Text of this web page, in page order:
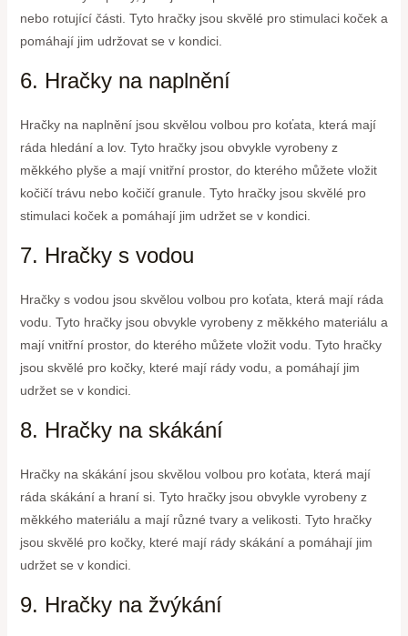
nebo rotující části. Tyto hračky jsou skvělé pro stimulaci koček a
pomáhají jim udržovat se v kondici.
6. Hračky na naplnění
Hračky na naplnění jsou skvělou volbou pro koťata, která mají
ráda hledání a lov. Tyto hračky jsou obvykle vyrobeny z
měkkého plyše a mají vnitřní prostor, do kterého můžete vložit
kočičí trávu nebo kočičí granule. Tyto hračky jsou skvělé pro
stimulaci koček a pomáhají jim udržet se v kondici.
7. Hračky s vodou
Hračky s vodou jsou skvělou volbou pro koťata, která mají ráda
vodu. Tyto hračky jsou obvykle vyrobeny z měkkého materiálu a
mají vnitřní prostor, do kterého můžete vložit vodu. Tyto hračky
jsou skvělé pro kočky, které mají rády vodu, a pomáhají jim
udržet se v kondici.
8. Hračky na skákání
Hračky na skákání jsou skvělou volbou pro koťata, která mají
ráda skákání a hraní si. Tyto hračky jsou obvykle vyrobeny z
měkkého materiálu a mají různé tvary a velikosti. Tyto hračky
jsou skvělé pro kočky, které mají rády skákání a pomáhají jim
udržet se v kondici.
9. Hračky na žvýkání